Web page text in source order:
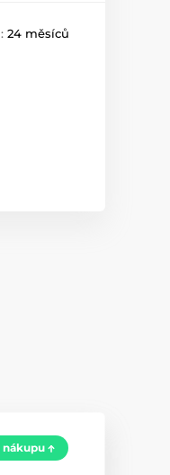
24 měsíců
nákupu